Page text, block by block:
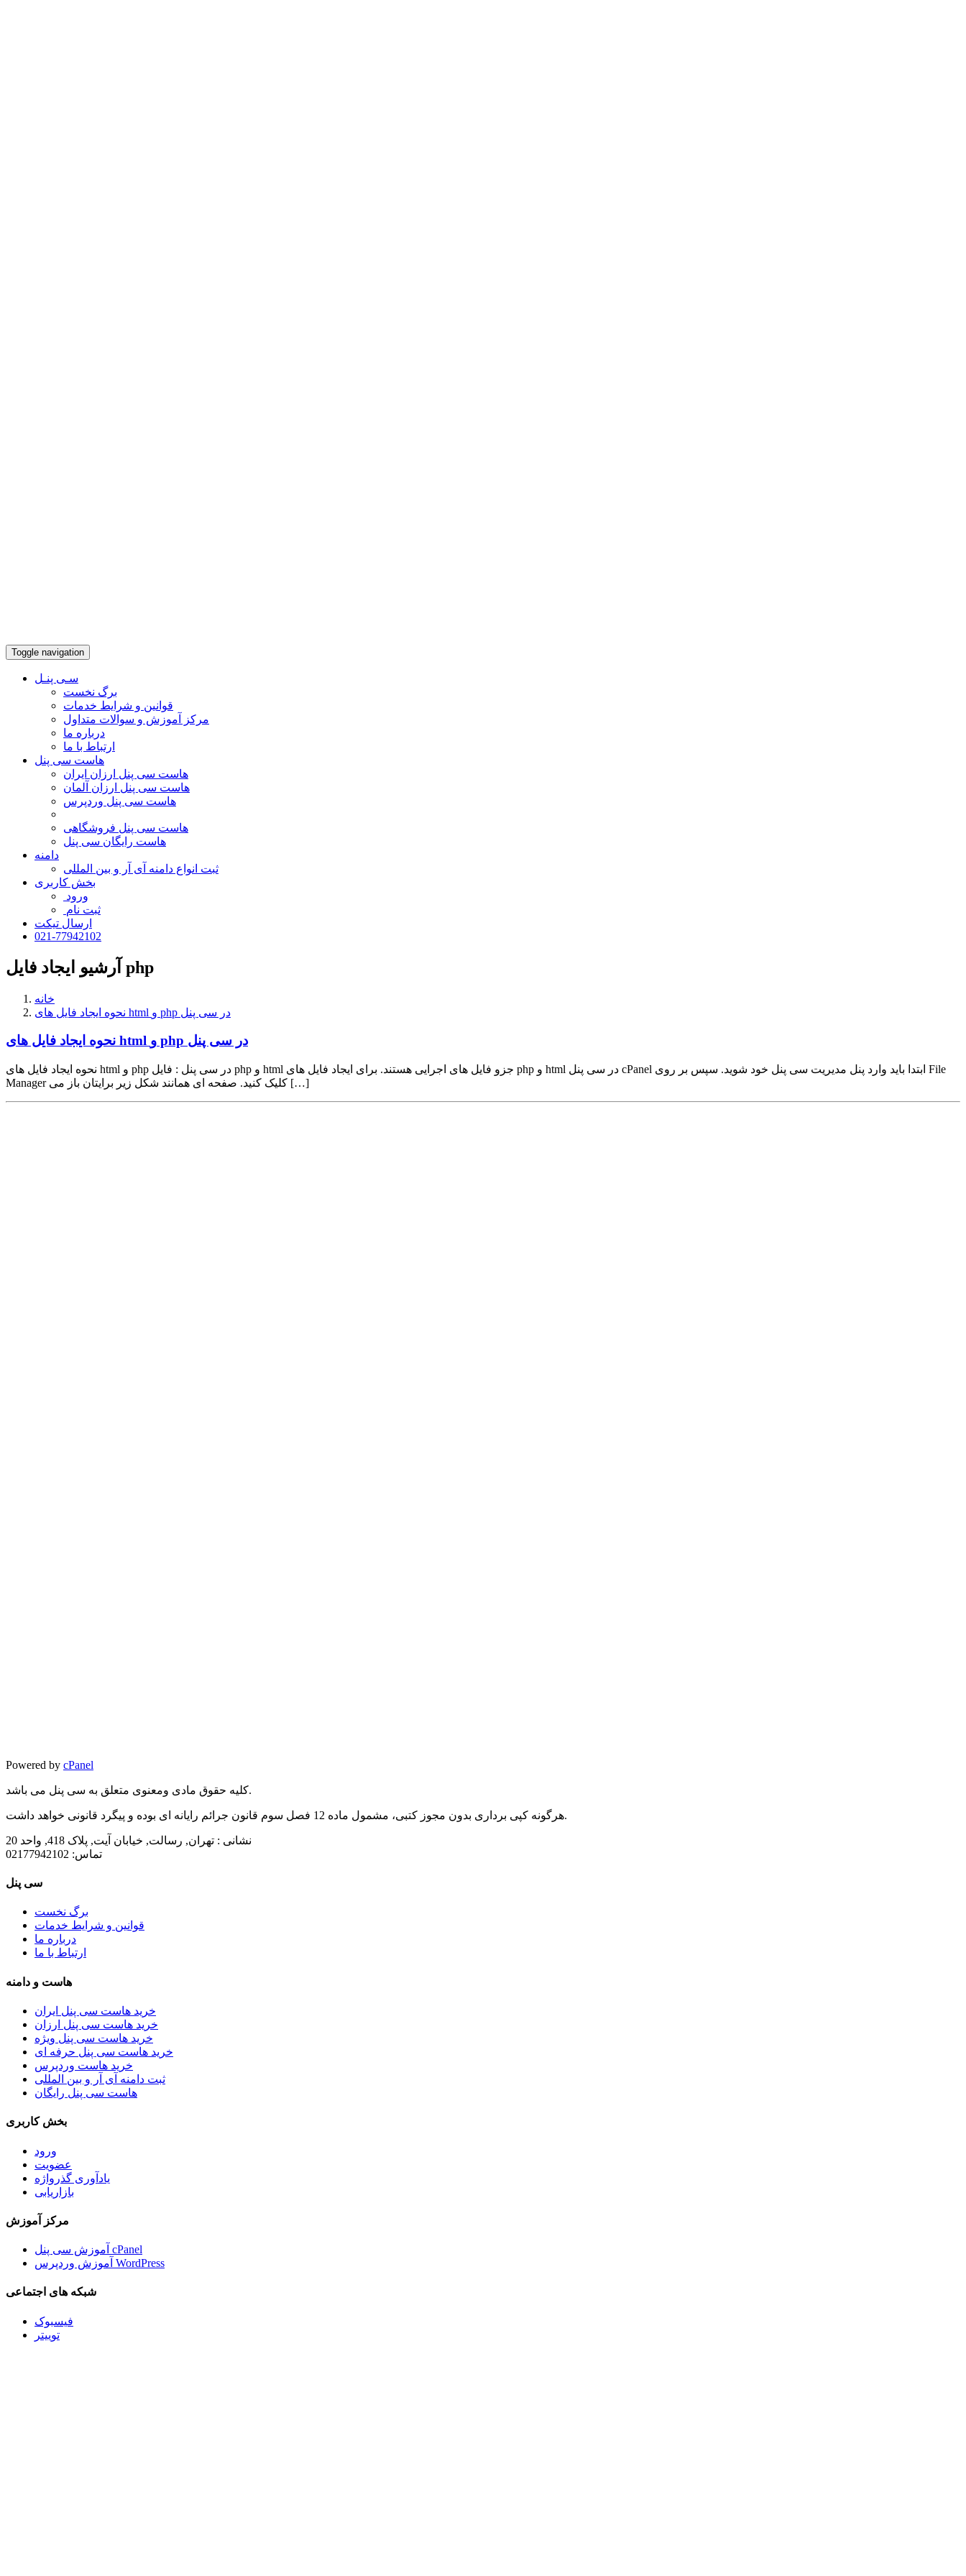
Toggle navigation
سـی پنـل
برگ نخست
قوانین و شرایط خدمات
مرکز آموزش و سوالات متداول
درباره ما
ارتباط با ما
هاست سی پنل
هاست سی پنل ارزان ایران
هاست سی پنل ارزان آلمان
هاست سی پنل وردپرس
هاست سی پنل فروشگاهی
هاست رایگان سی پنل
دامنه
ثبت انواع دامنه آی آر و بین المللی
بخش کاربری
ورود
ثبت نام
ارسال تیکت
021-77942102
آرشیو ایجاد فایل php
خانه
نحوه ایجاد فایل های html و php در سی پنل
نحوه ایجاد فایل های html و php در سی پنل
نحوه ایجاد فایل های html و php در سی پنل : فایل php و html جزو فایل های اجرایی هستند. برای ایجاد فایل های php و html در سی پنل cPanel ابتدا باید وارد پنل مدیریت سی پنل خود شوید. سپس بر روی File
Manager کلیک کنید. صفحه ای همانند شکل زیر برایتان باز می […]
Powered by cPanel
کلیه حقوق مادی ومعنوی متعلق به سی پنل می باشد.
هرگونه کپی برداری بدون مجوز کتبی، مشمول ماده 12 فصل سوم قانون جرائم رایانه ای بوده و پیگرد قانونی خواهد داشت.
نشانی : تهران, رسالت, خیابان آیت, پلاک 418, واحد 20
تماس:
سی پنل
برگ نخست
قوانین و شرایط خدمات
درباره ما
ارتباط با ما
هاست و دامنه
خرید هاست سی پنل ایران
خرید هاست سی پنل ارزان
خرید هاست سی پنل ویژه
خرید هاست سی پنل حرفه ای
خرید هاست وردپرس
ثبت دامنه آی آر و بین المللی
هاست سی پنل رایگان
بخش کاربری
ورود
عضویت
یادآوری گذرواژه
بازاریابی
مرکز آموزش
آموزش سی پنل cPanel
آموزش وردپرس WordPress
شبکه های اجتماعی
فیسبوک
توییتر